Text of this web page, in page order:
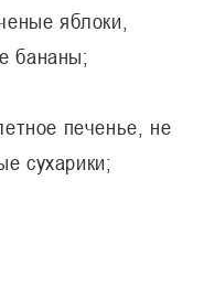
яблоки,
бананы;
печенье, не
сухарики;